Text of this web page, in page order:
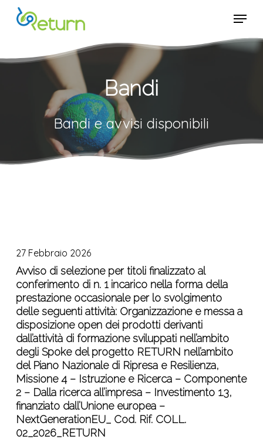
Menu
Bandi
Bandi e avvisi disponibili
selezione
per
titoli
finalizzato
al
conferimento
di
n.
1
incarico
nella
forma
della
prestazione
27 Febbraio 2026
Avviso di selezione per titoli finalizzato al
conferimento di n. 1 incarico nella forma della
prestazione occasionale per lo svolgimento
delle seguenti attività: Organizzazione e messa a
disposizione open dei prodotti derivanti
dall’attività di formazione sviluppati nell’ambito
degli Spoke del progetto RETURN nell’ambito
del Piano Nazionale di Ripresa e Resilienza,
Missione 4 – Istruzione e Ricerca – Componente
2 – Dalla ricerca all’impresa – Investimento 1.3,
finanziato dall’Unione europea –
NextGenerationEU_ Cod. Rif. COLL.
02_2026_RETURN